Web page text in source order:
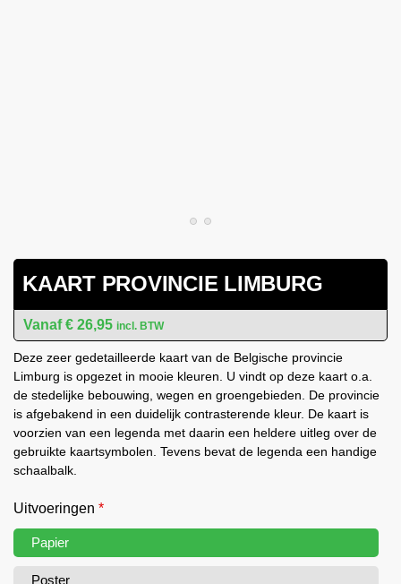
KAART PROVINCIE LIMBURG
€ 26,95 incl. BTW
Deze zeer gedetailleerde kaart van de Belgische provincie
Limburg is opgezet in mooie kleuren. U vindt op deze kaart o.a.
de stedelijke bebouwing, wegen en groengebieden. De provincie
is afgebakend in een duidelijk contrasterende kleur. De kaart is
voorzien van een legenda met daarin een heldere uitleg over de
gebruikte kaartsymbolen. Tevens bevat de legenda een handige
schaalbalk.
Uitvoeringen *
Papier
Poster